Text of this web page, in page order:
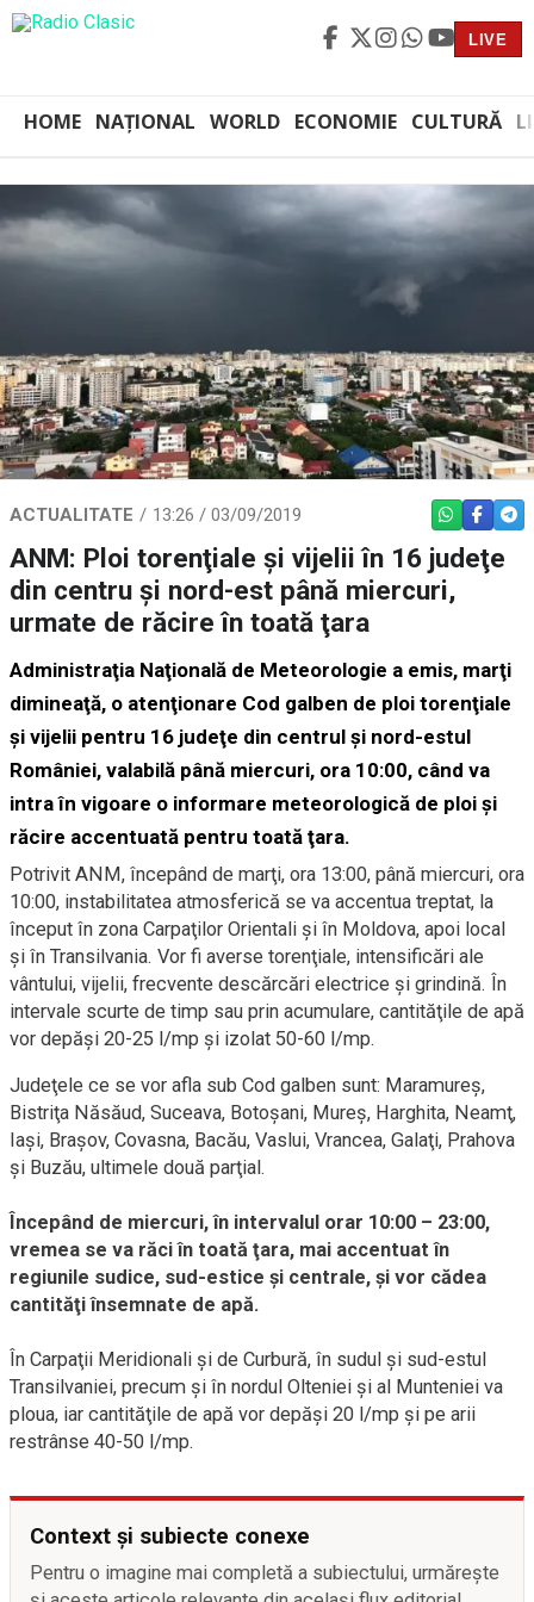
LIVE
HOME NAȚIONAL WORLD ECONOMIE CULTURĂ
ACTUALITATE 13:26 / 03/09/2019 WHATSAPP
ANM: Ploi torenţiale şi vijelii în 16 judeţe
din centru şi nord-est până miercuri,
urmate de răcire în toată ţara
Administraţia Naţională de Meteorologie a emis, marţi
dimineaţă, o atenţionare Cod galben de ploi torenţiale
şi vijelii pentru 16 judeţe din centrul şi nord-estul
României, valabilă până miercuri, ora 10:00, când va
intra în vigoare o informare meteorologică de ploi şi
răcire accentuată pentru toată ţara.
Potrivit ANM, începând de marţi, ora 13:00, până miercuri, ora
10:00, instabilitatea atmosferică se va accentua treptat, la
început în zona Carpaţilor Orientali şi în Moldova, apoi local
şi în Transilvania. Vor fi averse torenţiale, intensificări ale
vântului, vijelii, frecvente descărcări electrice şi grindină. În
intervale scurte de timp sau prin acumulare, cantităţile de apă
vor depăşi 20-25 l/mp şi izolat 50-60 l/mp.
Judeţele ce se vor afla sub Cod galben sunt: Maramureş,
Bistriţa Năsăud, Suceava, Botoşani, Mureş, Harghita, Neamţ,
Iaşi, Braşov, Covasna, Bacău, Vaslui, Vrancea, Galaţi, Prahova
şi Buzău, ultimele două parţial.
Începând de miercuri, în intervalul orar 10:00 – 23:00,
vremea se va răci în toată ţara, mai accentuat în
regiunile sudice, sud-estice şi centrale, şi vor cădea
cantităţi însemnate de apă.
În Carpaţii Meridionali şi de Curbură, în sudul şi sud-estul
Transilvaniei, precum şi în nordul Olteniei şi al Munteniei va
ploua, iar cantităţile de apă vor depăşi 20 l/mp şi pe arii
restrânse 40-50 l/mp.
Context și subiecte conexe
Pentru o imagine mai completă a subiectului, urmărește